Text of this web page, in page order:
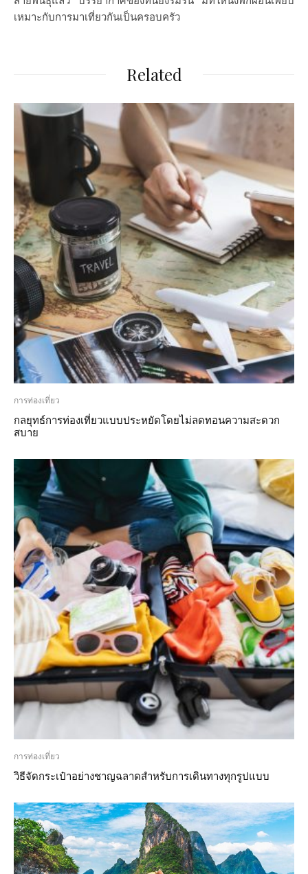
เหมาะกับการมาเที่ยวกันเป็นครอบครัว
Related
การท่องเที่ยว
กลยุทธ์การท่องเที่ยวแบบประหยัดโดยไม่ลดทอนความสะดวก
สบาย
การท่องเที่ยว
วิธีจัดกระเป๋าอย่างชาญฉลาดสำหรับการเดินทางทุกรูปแบบ